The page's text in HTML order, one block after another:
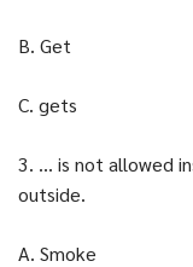
B. Get
C. gets
3. … is not allowed
outside.
A. Smoke